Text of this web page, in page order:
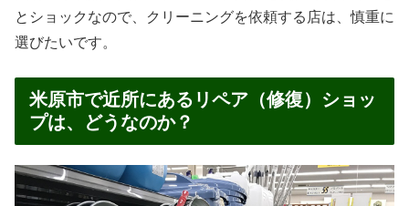
とショックなので、クリーニングを依頼する店は、慎重に
選びたいです。
米原市で近所にあるリペア（修復）ショッ
プは、どうなのか？